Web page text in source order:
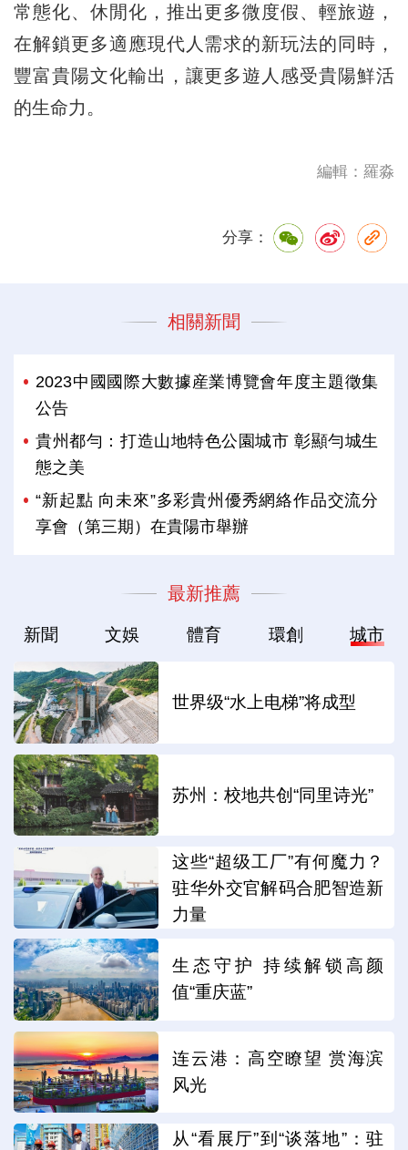
常態化、休閒化，推出更多微度假、輕旅遊，
在解鎖更多適應現代人需求的新玩法的同時，
豐富貴陽文化輸出，讓更多遊人感受貴陽鮮活
的生命力。
編輯：羅淼
分享：
相關新聞
2023中國國際大數據産業博覽會年度主題徵集
公告
貴州都勻：打造山地特色公園城市 彰顯勻城生
態之美
“新起點 向未來”多彩貴州優秀網絡作品交流分
享會（第三期）在貴陽市舉辦
最新推薦
新聞 文娛 體育 環創 城市
世界级“水上电梯”将成型
苏州：校地共创“同里诗光”
这些“超级工厂”有何魔力？
驻华外交官解码合肥智造新
力量
生态守护 持续解锁高颜
值“重庆蓝”
连云港：高空瞭望 赏海滨
风光
从“看展厅”到“谈落地”：驻